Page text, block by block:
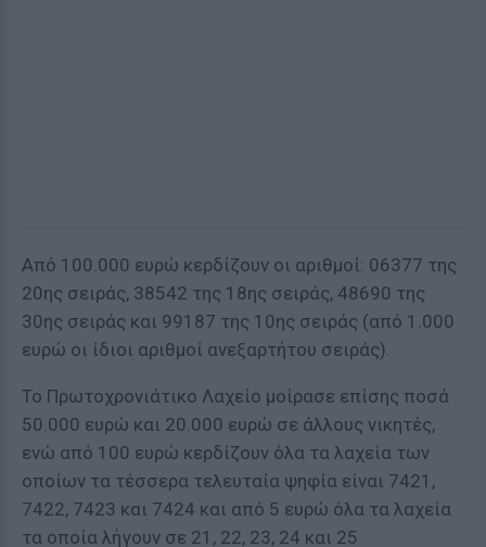
Από 100.000 ευρώ κερδίζουν οι αριθμοί: 06377 της
20ης σειράς, 38542 της 18ης σειράς, 48690 της
30ης σειράς και 99187 της 10ης σειράς (από 1.000
ευρώ οι ίδιοι αριθμοί ανεξαρτήτου σειράς).
Το Πρωτοχρονιάτικο Λαχείο μοίρασε επίσης ποσά
50.000 ευρώ και 20.000 ευρώ σε άλλους νικητές,
ενώ από 100 ευρώ κερδίζουν όλα τα λαχεία των
οποίων τα τέσσερα τελευταία ψηφία είναι 7421,
7422, 7423 και 7424 και από 5 ευρώ όλα τα λαχεία
τα οποία λήγουν σε 21, 22, 23, 24 και 25